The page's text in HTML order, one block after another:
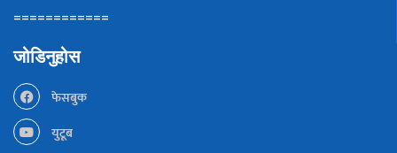
============
जोडिनुहोस
फेसबुक
युटूब